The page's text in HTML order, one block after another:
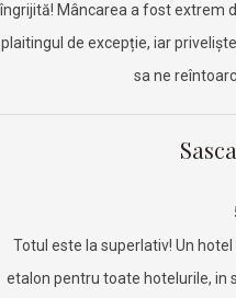
îngrijită! Mâncarea a fost extrem
plaitingul de excepție, iar
sa ne
Totul este la superlativ! Un
etalon pentru toate hotelurile, in